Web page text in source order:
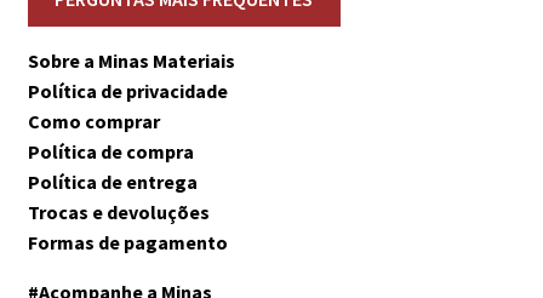
Sobre a Minas Materiais
Política de privacidade
Como comprar
Política de compra
Política de entrega
Trocas e devoluções
Formas de pagamento
#Acompanhe a Minas